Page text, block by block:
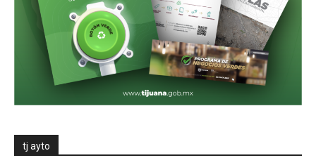
tj ayto